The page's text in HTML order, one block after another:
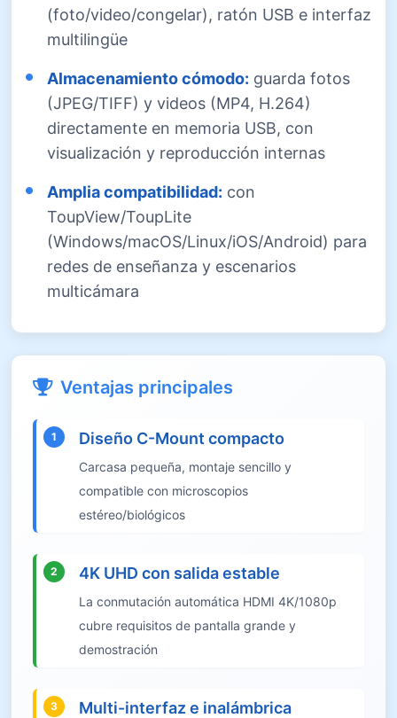
(foto/video/congelar), ratón USB e interfaz
multilingüe
Almacenamiento cómodo: guarda fotos
(JPEG/TIFF) y videos (MP4, H.264)
directamente en memoria USB, con
visualización y reproducción internas
Amplia compatibilidad: con
ToupView/ToupLite
(Windows/macOS/Linux/iOS/Android) para
redes de enseñanza y escenarios
multicámara
Ventajas principales
1 Diseño C-Mount compacto
Carcasa pequeña, montaje sencillo y
compatible con microscopios
estéreo/biológicos
2 4K UHD con salida estable
La conmutación automática HDMI 4K/1080p
cubre requisitos de pantalla grande y
demostración
3 Multi-interfaz e inalámbrica